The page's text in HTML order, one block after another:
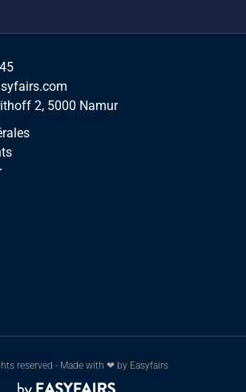
2, 5000 Namur
reserved - Made with ❤ by Easyfairs